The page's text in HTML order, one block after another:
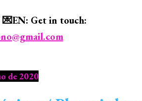
Get in touch:
de 2020